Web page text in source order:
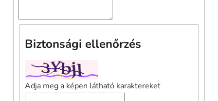
Biztonsági ellenőrzés
Adja meg a képen látható karaktereket